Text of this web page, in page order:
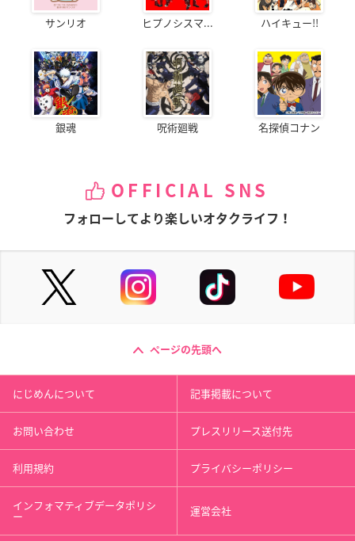
サンリオ ヒプノシスマ... ハイキュー!!
銀魂 呪術廻戦 名探偵コナン
OFFICIAL SNS
フォローしてより楽しいオタクライフ！
ページの先頭へ
にじめんについて 記事掲載について
お問い合わせ プレスリリース送付先
利用規約 プライバシーポリシー
インフォマティブデータポリシ
ー 運営会社